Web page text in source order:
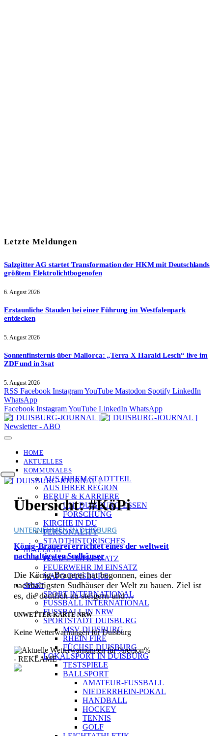
Letzte Meldungen
Salzgitter AG startet Transformation der HKM mit Deutschlands
größtem Elektrolichtbogenofen
6. August 2026
Erstaunliche Stauden bei einer Führung im Westfalenpark
entdecken
5. August 2026
Sonnenfinsternis über Mallorca: „Terra X Harald Lesch“ live im
ZDF und in 3sat
5. August 2026
RSS Facebook InstagramYouTube Mastodon Spotify LinkedIn
WhatsApp
Facebook InstagramYouTube LinkedIn WhatsApp
Newsletter - ABO
HOME
AKTUELLES
KOMMUNALES
AUS IHREM STADTTEIL
AUS IHRER REGION
BERUF & KARRIERE
UNI DUISBURG-ESSEN
FORSCHUNG
KIRCHE IN DU
PERSONALITY
STADTHISTORISCHES
BLAULICHT
POLIZEI IM EINSATZ
FEUERWEHR IM EINSATZ
WAPO DUISBURG
SPORT
SPORT INTERNATIONAL
FUSSBALL INTERNATIONAL
FUSSBALL IN NRW
SPORTSTADT DUISBURG
MSV DUISBURG
RHEIN FIRE
FÜCHSE DUISBURG
LOKALSPORT IN DUISBURG
TESTSPIELE
BALLSPORT
AMATEUR-FUSSBALL
NIEDERRHEIN-POKAL
HANDBALL
HOCKEY
TENNIS
GOLF
Übersicht:#KöPi
UNTERNEHMEN IN DUISBURG
König-Brauerei errichtet eines der weltweit
nachhaltigsten Sudhäuser
Die König-Brauerei hat begonnen, eines der
nachhaltigsten Sudhäuser der Welt zu bauen. Ziel ist
es, die deutlich zu steigern und…
UNWETTER-KARTE NRW
Keine Wetterwarnungen für Duisburg
- REKLAME -
[ DUISBURG - Journal ] -
NEWSLETTER